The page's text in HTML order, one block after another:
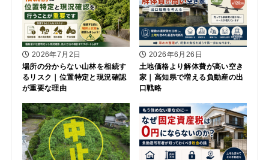
2026年7月2日
場所の分からない山林を相続す
るリスク｜位置特定と現況確認
が重要な理由
2026年6月26日
土地価格より解体費が高い空き
家｜高知県で増える負動産の出
口戦略